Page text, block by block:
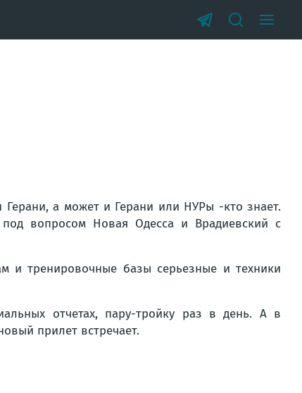
а может и Герани или НУРы -кто знает.
вопросом Новая Одесса и Врадиевский с
и тренировочные базы серьезные и техники
отчетах, пару-тройку раз в день. А в
прилет встречает.